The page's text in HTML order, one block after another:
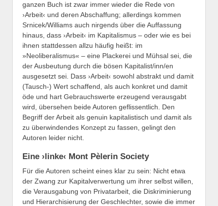
ganzen Buch ist zwar immer wieder die Rede von
›Arbeit‹ und deren Abschaffung; allerdings kommen
Srnicek/Williams auch nirgends über die Auffassung
hinaus, dass ›Arbeit‹ im Kapitalismus – oder wie es bei
ihnen stattdessen allzu häufig heißt: im
»Neoliberalismus« – eine Plackerei und Mühsal sei, die
der Ausbeutung durch die bösen Kapitalist/inn/en
ausgesetzt sei. Dass ›Arbeit‹ sowohl abstrakt und damit
(Tausch-) Wert schaffend, als auch konkret und damit
öde und hart Gebrauchswerte erzeugend verausgabt
wird, übersehen beide Autoren geflissentlich. Den
Begriff der Arbeit als genuin kapitalistisch und damit als
zu überwindendes Konzept zu fassen, gelingt den
Autoren leider nicht.
Eine ›linke‹ Mont Pèlerin Society
Für die Autoren scheint eines klar zu sein: Nicht etwa
der Zwang zur Kapitalverwertung um ihrer selbst willen,
die Verausgabung von Privatarbeit, die Diskriminierung
und Hierarchisierung der Geschlechter, sowie die immer